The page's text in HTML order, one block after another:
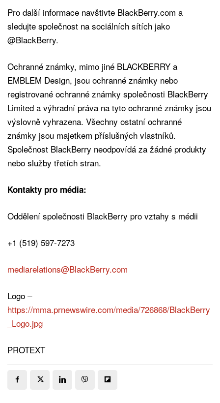
Pro další informace navštivte BlackBerry.com a
sledujte společnost na sociálních sítích jako
@BlackBerry.
Ochranné známky, mimo jiné BLACKBERRY a
EMBLEM Design, jsou ochranné známky nebo
registrované ochranné známky společnosti BlackBerry
Limited a výhradní práva na tyto ochranné známky jsou
výslovně vyhrazena. Všechny ostatní ochranné
známky jsou majetkem příslušných vlastníků.
Společnost BlackBerry neodpovídá za žádné produkty
nebo služby třetích stran.
Kontakty pro média:
Oddělení společnosti BlackBerry pro vztahy s médii
+1 (519) 597-7273
mediarelations@BlackBerry.com
Logo –
https://mma.prnewswire.com/media/726868/BlackBerry
_Logo.jpg
PROTEXT